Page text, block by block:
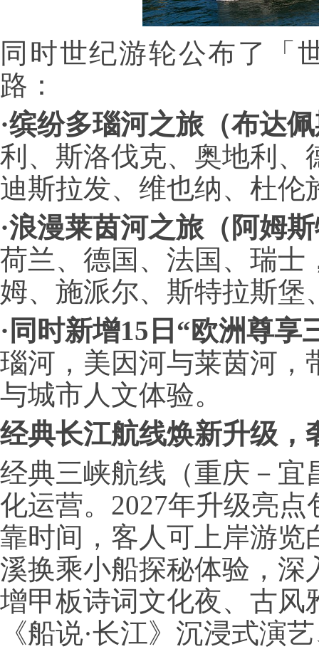
同时世纪游轮公布了「
路：
·缤纷多瑙河之旅（布达
利、斯洛伐克、奥地利、
迪斯拉发、维也纳、杜伦
·浪漫莱茵河之旅（阿姆
荷兰、德国、法国、瑞士
姆、施派尔、斯特拉斯堡
· 同时新增15日“欧洲尊享
瑙河，美因河与莱茵河，
与城市人文体验。
经典长江航线焕新升级，
经典三峡航线（重庆－宜
化运营。2027年升级亮
靠时间，客人可上岸游览
溪换乘小船探秘体验，深
增甲板诗词文化夜、古风
《船说·长江》沉浸式演